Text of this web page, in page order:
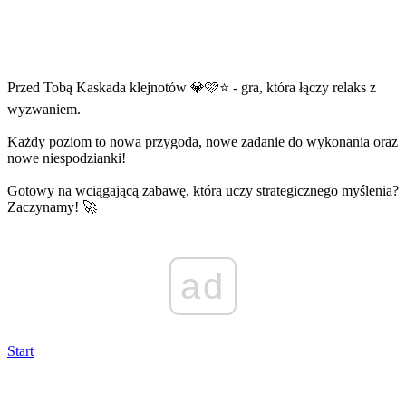
Przed Tobą Kaskada klejnotów 💎🩷⭐ - gra, która łączy relaks z
wyzwaniem.
Każdy poziom to nowa przygoda, nowe zadanie do wykonania oraz
nowe niespodzianki!
Gotowy na wciągającą zabawę, która uczy strategicznego myślenia?
Zaczynamy! 🚀
ad
Start